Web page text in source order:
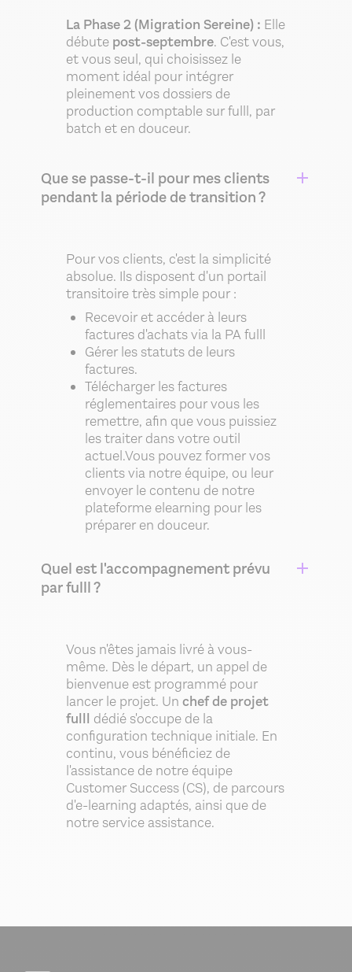
La Phase 2 (Migration Sereine) : Elle
débute post-septembre. C'est vous,
et vous seul, qui choisissez le
moment idéal pour intégrer
pleinement vos dossiers de
production comptable sur fulll, par
batch et en douceur.
Que se passe-t-il pour mes clients
pendant la période de transition ?
Pour vos clients, c'est la simplicité
absolue. Ils disposent d'un portail
transitoire très simple pour :
Recevoir et accéder à leurs
factures d'achats via la PA fulll
Gérer les statuts de leurs
factures.
Télécharger les factures
réglementaires pour vous les
remettre, afin que vous puissiez
les traiter dans votre outil
actuel.Vous pouvez former vos
clients via notre équipe, ou leur
envoyer le contenu de notre
plateforme elearning pour les
préparer en douceur.
Quel est l'accompagnement prévu
par fulll ?
Vous n'êtes jamais livré à vous-
même. Dès le départ, un appel de
bienvenue est programmé pour
lancer le projet. Un chef de projet
fulll dédié s'occupe de la
configuration technique initiale. En
continu, vous bénéficiez de
l'assistance de notre équipe
Customer Success (CS), de parcours
d'e-learning adaptés, ainsi que de
notre service assistance.